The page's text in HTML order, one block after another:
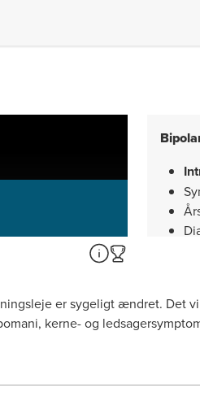
er sygeligt ændret. Det
kerne- og